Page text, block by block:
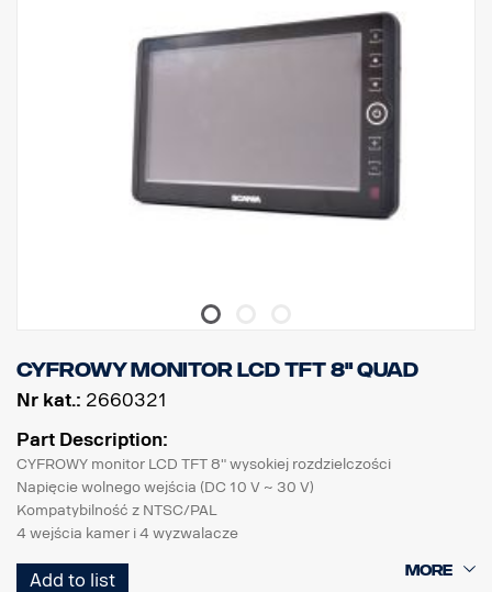
Cyfrowy monitor LCD TFT 8" QUAD
Nr kat.: 2660321
Part Description:
CYFROWY monitor LCD TFT 8" wysokiej rozdzielczości
Napięcie wolnego wejścia (DC 10 V ~ 30 V)
Kompatybilność z NTSC/PAL
4 wejścia kamer i 4 wyzwalacze
Tryb pojedynczego wyświetlania, lewa/prawa i góra/dół
Add to list